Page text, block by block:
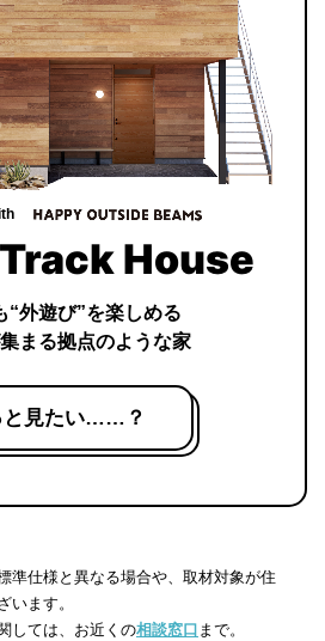
House
“外遊び”を楽しめる
まる拠点のような家
と見たい……？
準仕様と異なる場合や、取材対象が住
います。
しては、お近くの相談窓口 まで。